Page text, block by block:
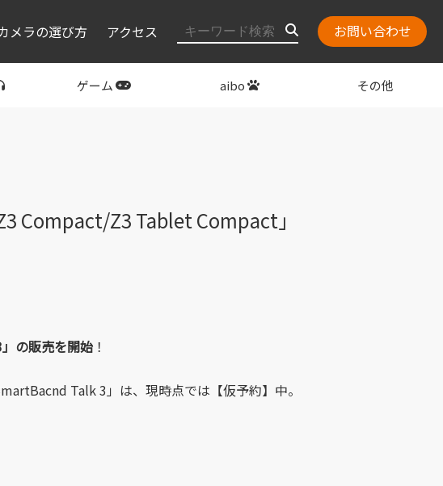
メラの選び方 アクセス お問い合わせ
ゲーム aibo その他
Compact/Z3 Tablet Compact」
」の販売を開始 ！
Talk 3」は、現時点では【仮予約】中。